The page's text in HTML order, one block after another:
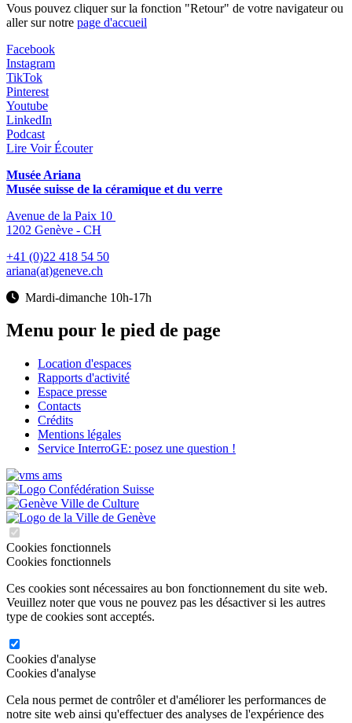
Vous pouvez cliquer sur la fonction "Retour" de votre navigateur ou
aller sur notre page d'accueil
Facebook
Instagram
TikTok
Pinterest
Youtube
LinkedIn
Podcast
Lire Voir Écouter
Musée Ariana
Musée suisse de la céramique et du verre
Avenue de la Paix 10
1202 Genève - CH
+41 (0)22 418 54 50
ariana(at)geneve.ch
Mardi-dimanche 10h-17h
Menu pour le pied de page
Location d'espaces
Rapports d'activité
Espace presse
Contacts
Crédits
Mentions légales
Service InterroGE: posez une question !
Cookies fonctionnels
Cookies fonctionnels
Ces cookies sont nécessaires au bon fonctionnement du site web.
Veuillez noter que vous ne pouvez pas les désactiver si les autres
type de cookies sont acceptés.
Cookies d'analyse
Cookies d'analyse
Cela nous permet de contrôler et d'améliorer les performances de
notre site web ainsi qu'effectuer des analyses de l'expérience des